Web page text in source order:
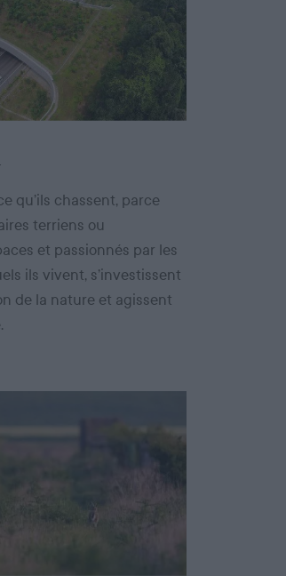
qu’ils chassent, parce
terriens ou
et passionnés par les
ils vivent, s’investissent
de la nature et agissent